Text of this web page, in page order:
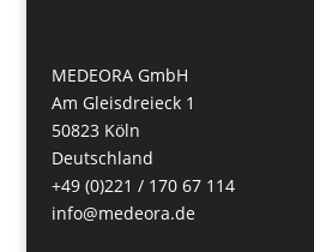
MEDEORA GmbH
Am Gleisdreieck 1
50823 Köln
Deutschland
+49 (0)221 / 170 67 114
info@medeora.de